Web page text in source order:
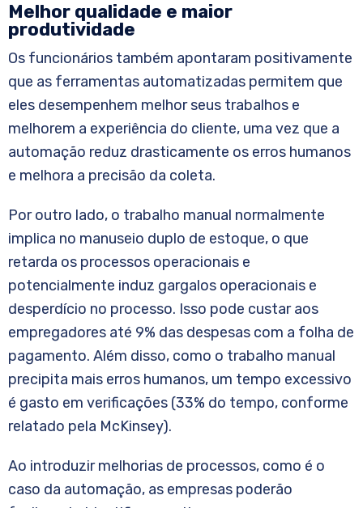
Melhor qualidade e maior
produtividade
Os funcionários também apontaram positivamente
que as ferramentas automatizadas permitem que
eles desempenhem melhor seus trabalhos e
melhorem a experiência do cliente, uma vez que a
automação reduz drasticamente os erros humanos
e melhora a precisão da coleta.
Por outro lado, o trabalho manual normalmente
implica no manuseio duplo de estoque, o que
retarda os processos operacionais e
potencialmente induz gargalos operacionais e
desperdício no processo. Isso pode custar aos
empregadores até 9% das despesas com a folha de
pagamento. Além disso, como o trabalho manual
precipita mais erros humanos, um tempo excessivo
é gasto em verificações (33% do tempo, conforme
relatado pela McKinsey).
Ao introduzir melhorias de processos, como é o
caso da automação, as empresas poderão